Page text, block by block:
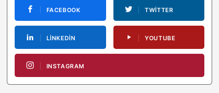
FACEBOOK TWITTER
LINKEDIN YOUTUBE
INSTAGRAM